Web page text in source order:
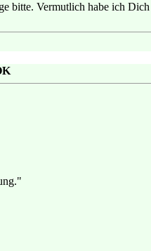
bitte. Vermutlich habe ich